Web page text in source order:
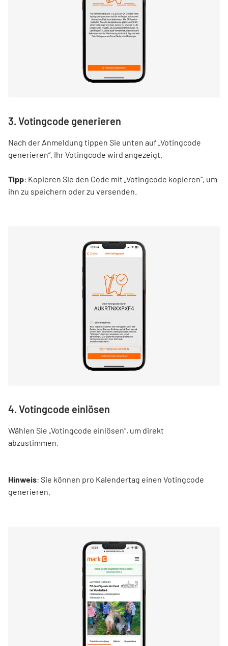
3. Votingcode generieren
Nach der Anmeldung tippen Sie unten auf „Votingcode
generieren“. Ihr Votingcode wird angezeigt.
Tipp: Kopieren Sie den Code mit „Votingcode kopieren“, um
ihn zu speichern oder zu versenden.
4. Votingcode einlösen
Wählen Sie „Votingcode einlösen“, um direkt
abzustimmen.
Hinweis: Sie können pro Kalendertag einen Votingcode
generieren.